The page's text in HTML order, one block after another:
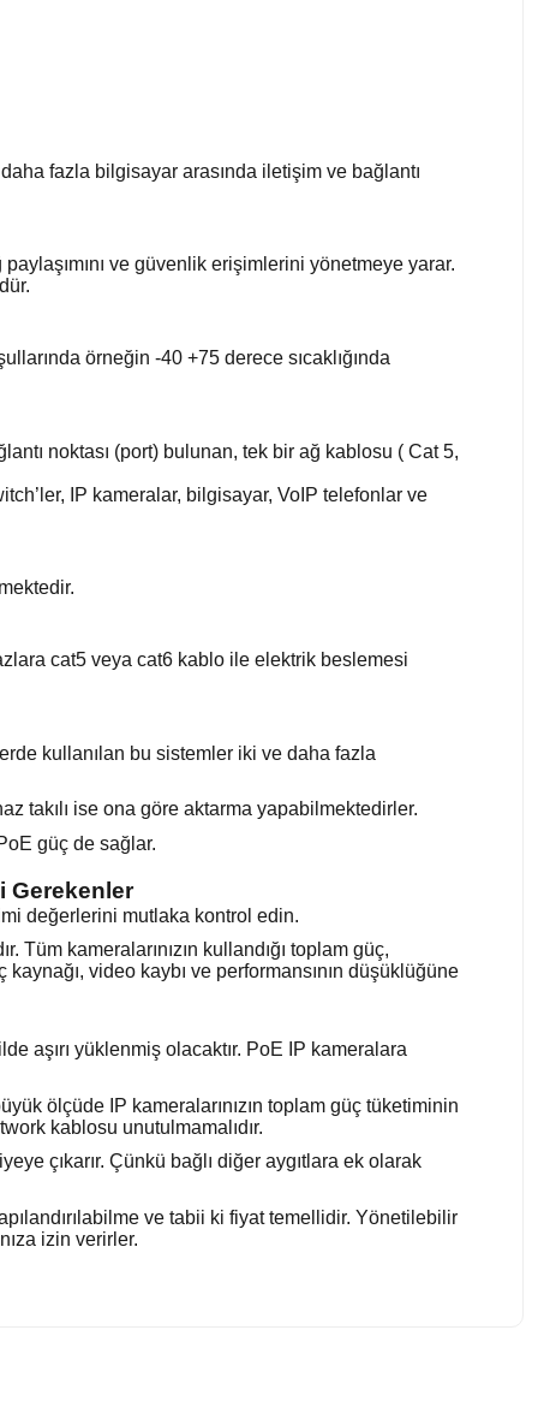
fazla bilgisayar arasında iletişim ve bağlantı
ve güvenlik erişimlerini yönetmeye yarar.
örneğin -40 +75 derece sıcaklığında
noktası (port) bulunan, tek bir ağ kablosu ( Cat 5,
IP kameralar, bilgisayar, VoIP telefonlar ve
cat5 veya cat6 kablo ile elektrik beslemesi
kullanılan bu sistemler iki ve daha fazla
takılı ise ona göre aktarma yapabilmektedirler.
güç de sağlar.
Gerekenler
değerlerini mutlaka kontrol edin.
kameralarınızın kullandığı toplam güç,
video kaybı ve performansının düşüklüğüne
aşırı yüklenmiş olacaktır. PoE IP kameralara
ölçüde IP kameralarınızın toplam güç tüketiminin
kablosu unutulmamalıdır.
çıkarır. Çünkü bağlı diğer aygıtlara ek olarak
ve tabii ki fiyat temellidir. Yönetilebilir
izin verirler.